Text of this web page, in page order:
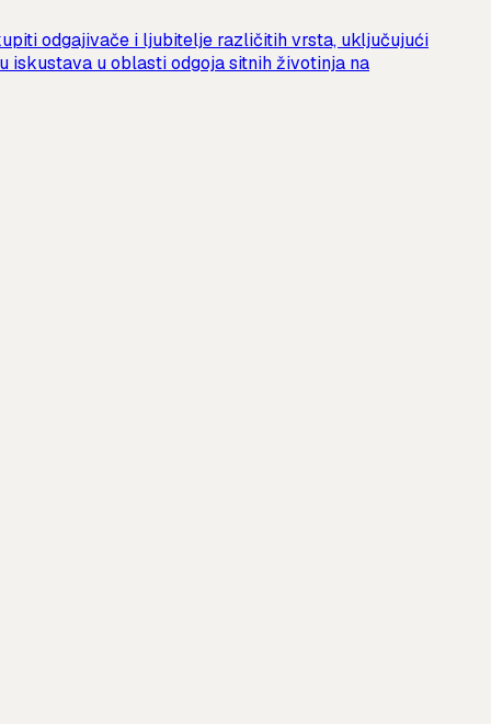
odgajivače i ljubitelje različitih vrsta, uključujući
iskustava u oblasti odgoja sitnih životinja na